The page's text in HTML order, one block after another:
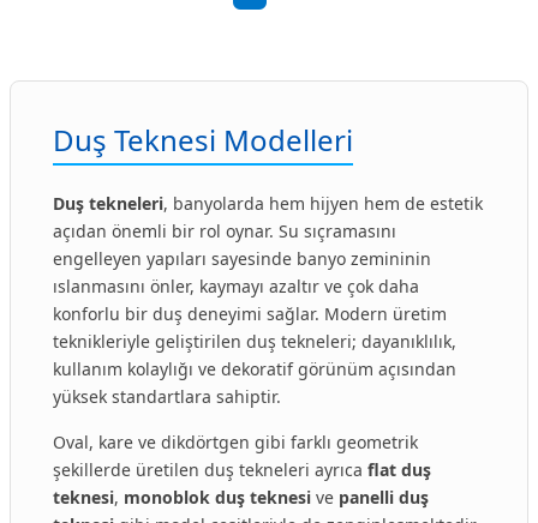
Duş Teknesi Modelleri
Duş tekneleri, banyolarda hem hijyen hem de estetik
açıdan önemli bir rol oynar. Su sıçramasını
engelleyen yapıları sayesinde banyo zemininin
ıslanmasını önler, kaymayı azaltır ve çok daha
konforlu bir duş deneyimi sağlar. Modern üretim
teknikleriyle geliştirilen duş tekneleri; dayanıklılık,
kullanım kolaylığı ve dekoratif görünüm açısından
yüksek standartlara sahiptir.
Oval, kare ve dikdörtgen gibi farklı geometrik
şekillerde üretilen duş tekneleri ayrıca flat duş
teknesi, monoblok duş teknesi ve panelli duş